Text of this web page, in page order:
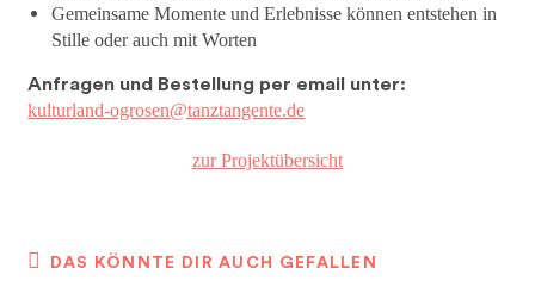
Gemeinsame Momente und Erlebnisse können entstehen in
Stille oder auch mit Worten
Anfragen und Bestellung per email unter:
kulturland-ogrosen@tanztangente.de
zur Projektübersicht
DAS KÖNNTE DIR AUCH GEFALLEN